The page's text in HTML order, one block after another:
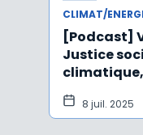
CLIMAT/
[Podcast]
Justice
durabilité,
8 juil. 2025